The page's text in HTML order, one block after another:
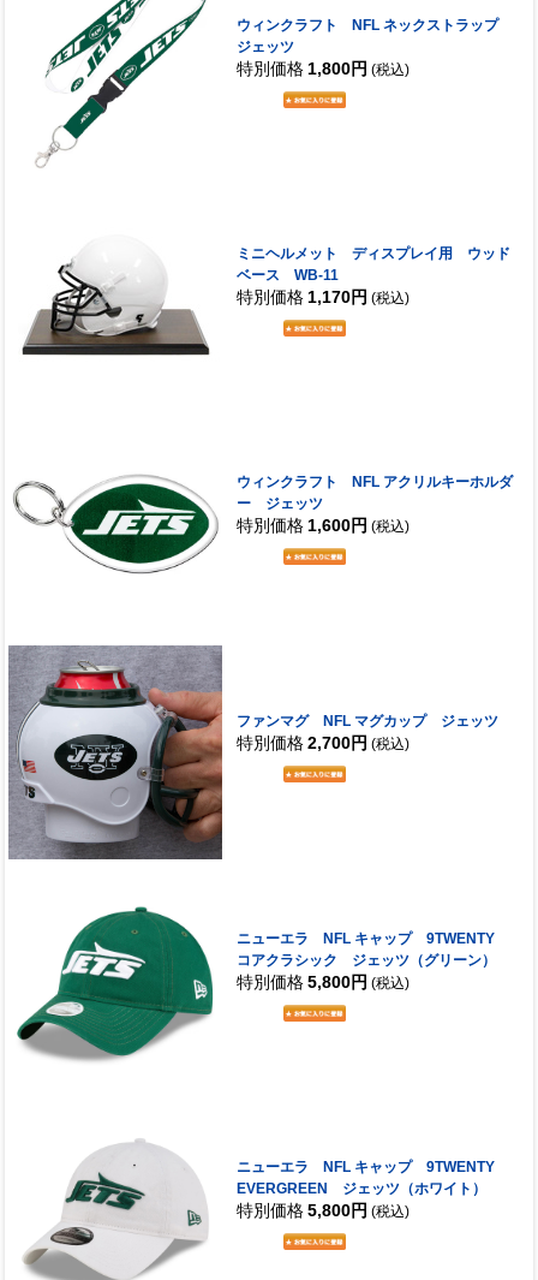
ウィンクラフト NFL ネックストラップ
ジェッツ
特別価格 1,800円 (税込)
ミニヘルメット ディスプレイ用 ウッド
ベース WB-11
特別価格 1,170円 (税込)
ウィンクラフト NFL アクリルキーホルダ
ー ジェッツ
特別価格 1,600円 (税込)
ファンマグ NFL マグカップ ジェッツ
特別価格 2,700円 (税込)
ニューエラ NFL キャップ 9TWENTY
コアクラシック ジェッツ（グリーン）
特別価格 5,800円 (税込)
ニューエラ NFL キャップ 9TWENTY
EVERGREEN ジェッツ（ホワイト）
特別価格 5,800円 (税込)